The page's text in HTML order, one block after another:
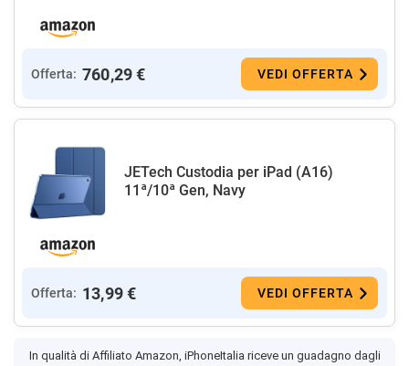
Offerta: 760,29 € VEDI OFFERTA
JETech Custodia per iPad (A16)
11ª/10ª Gen, Navy
Offerta: 13,99 € VEDI OFFERTA
In qualità di Affiliato Amazon, iPhoneItalia riceve un guadagno dagli